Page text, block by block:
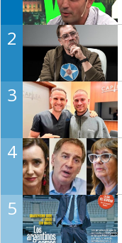
2
3
4
5